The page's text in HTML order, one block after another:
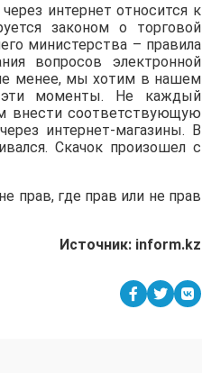
интернет относится к
законом о торговой
министерства – правила
вопросов электронной
менее, мы хотим в нашем
эти моменты. Не каждый
внести соответствующую
интернет-магазины. В
Скачок произошел с
прав, где прав или не прав
Источник: inform.kz